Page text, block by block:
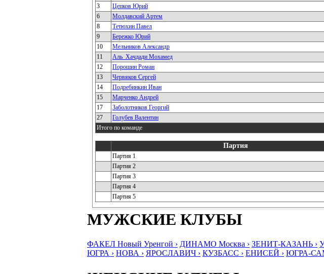
3 Цепков Юрий
6 Молдавский Артем
8 Тетюхин Павел
9 Бережко Юрий
10 Мельников Александр
11 Аль_Хачдади Мохамед
12 Порошин Роман
13 Червяков Сергей
14 Подребинкин Иван
15 Марченко Андрей
17 Заболотников Георгий
27 Голубев Валентин
Итого по команде
Партия
Партия 1
Партия 2
Партия 3
Партия 4
Партия 5
МУЖСКИЕ КЛУБЫ
ФАКЕЛ Новый Уренгой › ДИНАМО Москва › ЗЕНИТ-КАЗАНЬ ›
ЮГРА › НОВА › ЯРОСЛАВИЧ › КУЗБАСС › ЕНИСЕЙ › ЮГРА-